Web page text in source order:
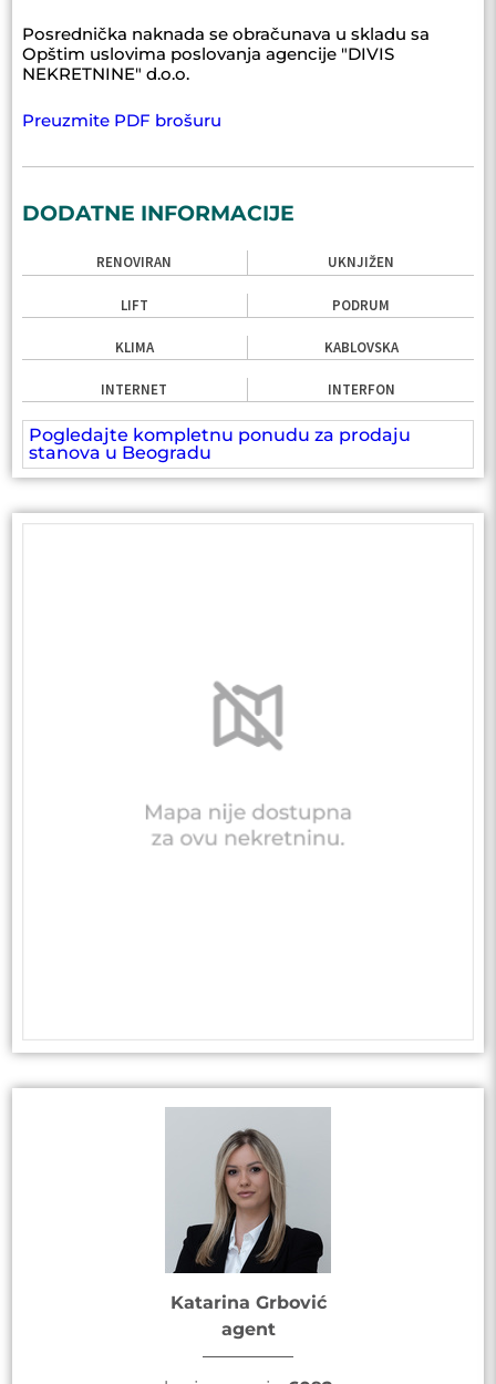
Posrednička naknada se obračunava u skladu sa
Opštim uslovima poslovanja agencije "DIVIS
NEKRETNINE" d.o.o.
Preuzmite PDF brošuru
DODATNE INFORMACIJE
RENOVIRAN UKNJIŽEN
LIFT PODRUM
KLIMA KABLOVSKA
INTERNET INTERFON
Pogledajte kompletnu ponudu za prodaju
stanova u Beogradu
Katarina Grbović
agent